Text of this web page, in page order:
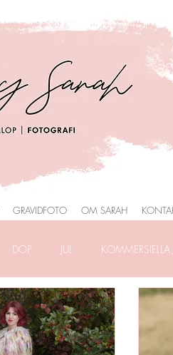
DOP JUL KOMMERSIELLA
i PARK
GRAVIDFOTO OM SARAH